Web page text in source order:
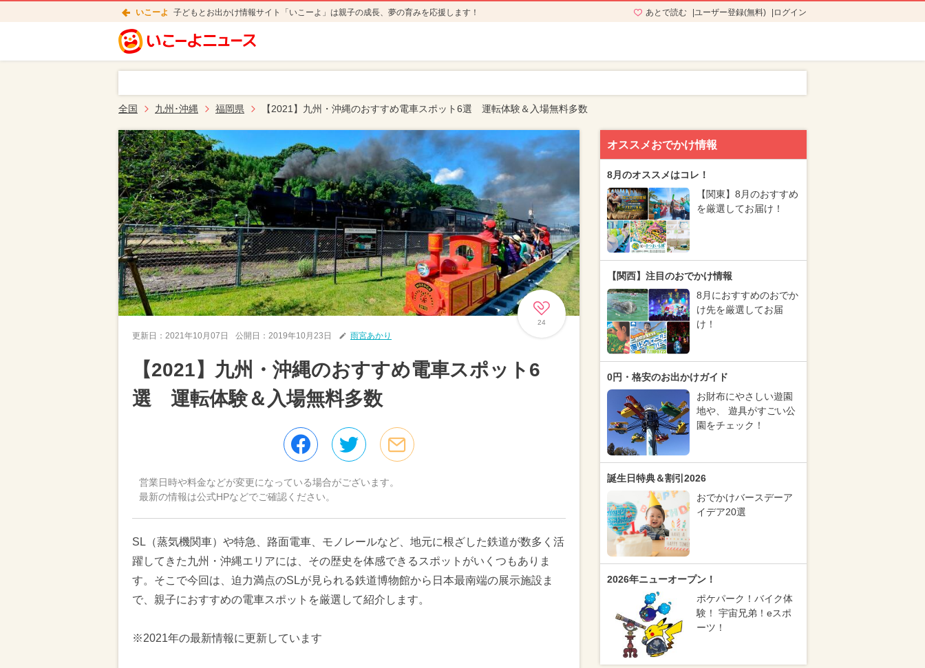
いこーよ 子どもとお出かけ情報サイト「いこーよ」は親子の成長、夢の育みを応援します！ あとで読む ユーザー登録(無料) ログイン
全国 九州･沖縄 福岡県 【2021】九州・沖縄のおすすめ電車スポット6選 運転体験＆入場無料多数
24
更新日： 2021年10月07日 公開日： 2019年10月23日 雨宮あかり
【2021】九州・沖縄のおすすめ電車スポット6
選 運転体験＆入場無料多数
営業日時や料金などが変更になっている場合がございます。
最新の情報は公式HPなどでご確認ください。
SL（蒸気機関車）や特急、路面電車、モノレールなど、地元に根ざした鉄道が数多く活
躍してきた九州・沖縄エリアには、その歴史を体感できるスポットがいくつもありま
す。そこで今回は、迫力満点のSLが見られる鉄道博物館から日本最南端の展示施設ま
で、親子におすすめの電車スポットを厳選して紹介します。
※2021年の最新情報に更新しています
オススメおでかけ情報
8月のオススメはコレ！
【関東】8月のおすすめ
を厳選してお届け！
【関西】注目のおでかけ情報
8月におすすめのおでか
け先を厳選してお届
け！
0円・格安のお出かけガイド
お財布にやさしい遊園
地や、 遊具がすごい公
園をチェック！
誕生日特典＆割引2026
おでかけバースデーア
イデア20選
2026年ニューオープン！
ポケパーク！バイク体
験！ 宇宙兄弟！eスポ
ーツ！